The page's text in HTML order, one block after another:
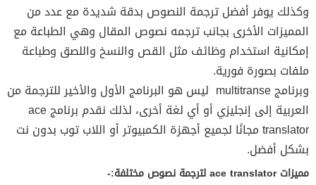
وكذلك يوفر أفضل ترجمة النصوص بدقة شديدة مع عدد من
المميزات الأخرى بجانب ترجمه نصوص المقال وهي الطباعة مع
إمكانية استخدام وظائف مثل القص والنسخ واللصق وطباعة
ملفات بصورة فورية.
وبرنامج multitranse ليس هو البرنامج الأول والأخير للترجمة من
العربية إلى إنجليزي أو أي لغة أخرى، لذلك نقدم برنامج ace
translator مجانًا لجميع أجهزة الكمبيوتر أو اللاب توب بدون نت
بشكل أفضل.
مميزات ace translator لترجمة نصوص مختلفة:-